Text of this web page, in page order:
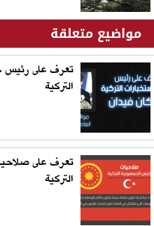
مواضيع متعلقة
تعرف على رئيس
التركية
تعرف على
التركية